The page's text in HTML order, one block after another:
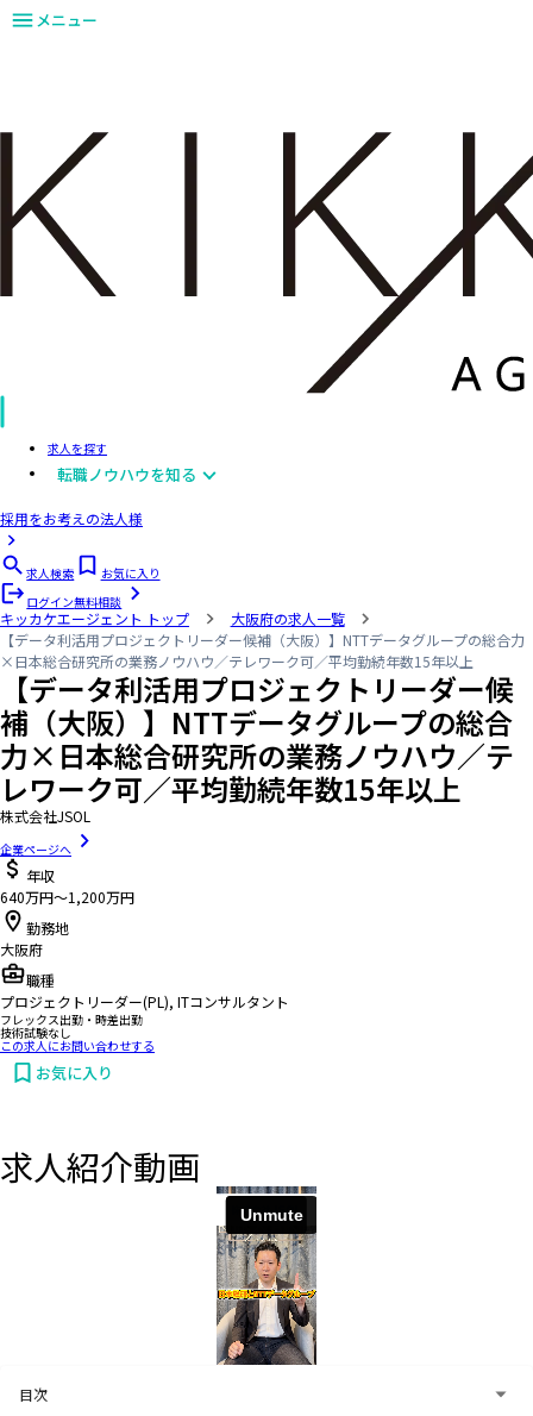
メニュー
求人を探す
転職ノウハウを知る
採用をお考えの法人様
求人検索
お気に入り
ログイン無料相談
キッカケエージェント トップ
大阪府の求人一覧
【データ利活用プロジェクトリーダー候補（大阪）】NTTデータグループの総合力
×日本総合研究所の業務ノウハウ／テレワーク可／平均勤続年数15年以上
【データ利活用プロジェクトリーダー候
補（大阪）】NTTデータグループの総合
力×日本総合研究所の業務ノウハウ／テ
レワーク可／平均勤続年数15年以上
株式会社JSOL
企業ページへ
年収
640万円〜1,200万円
勤務地
大阪府
職種
プロジェクトリーダー(PL), ITコンサルタント
フレックス出勤・時差出勤
技術試験なし
この求人にお問い合わせする
お気に入り
お問い合わせする
求人紹介動画
目次